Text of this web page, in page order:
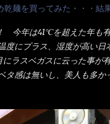
、近場にいたオッサン店員
だ全く理解していないな
い！いい！！』とオッサン
を用意してうどんだけ入れ
事か・・・ で今日の2021年
か？である。 前回も、大し
麺を買ってみた・・・結
今年は41℃を超えた年も
度にプラス、湿度が高い
にラスベガスに云った事が
タ感は無いし、美人も多か
に日頃お世話になってい